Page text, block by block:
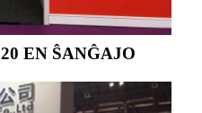
EN ŜANĜAJO